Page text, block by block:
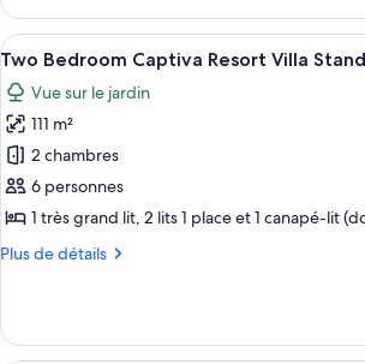
Beach
Villa
Standard
le
type
de
chambre
Three
Bedroom
Beach
Villa
Standard
Afficher
toutes
les
photos
pour
ce
type
chambre :
Captiva
Une
4
Two Bedroom Captiva Resort Villa
Vue sur le jardin
111 m²
2 chambres
6 personnes
1 très grand lit, 2 lits 1 place et 1 canapé-lit
Plus de détails
Plus
le